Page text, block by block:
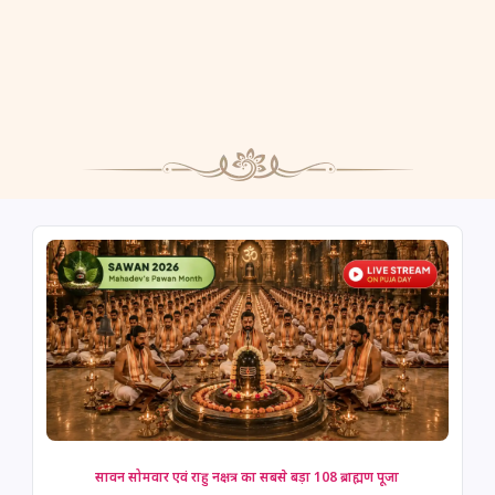
सावन सोमवार एवं राहु नक्षत्र का सबसे बड़ा 108 ब्राह्मण पूजा